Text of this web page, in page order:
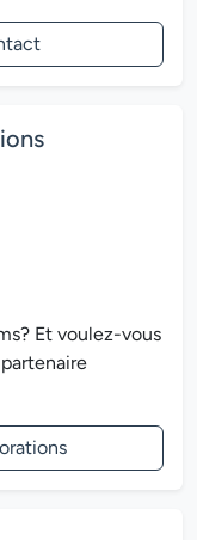
Et voulez-vous